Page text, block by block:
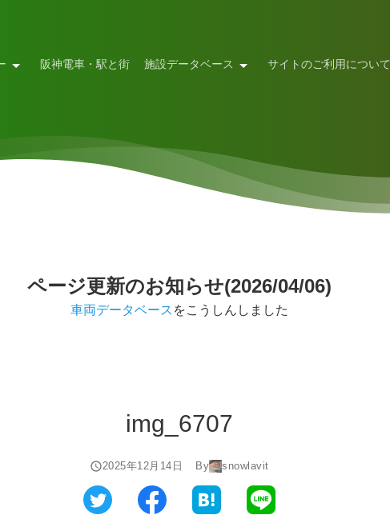
阪神電車・駅と街 施設データベース サイトのご利用について
ページ更新のお知らせ(2026/04/06)
車両データベース をこうしんしました
img_6707
2025年12月14日 By snowlavit